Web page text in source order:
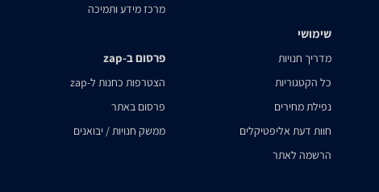
שימושי
מדריך חנויות
כל הקטגוריות
נפילת מחירים
חוות דעת אליפטיקלים
הרשמה לאתר
מרכז מידע ותמיכה
פרסום ב-zap
הצטרפות כחנות ל-zap
פרסום באתר
ממשק חנויות / יבואנים